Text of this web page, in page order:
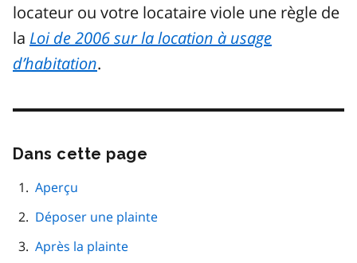
locateur ou votre locataire viole une règle de
la Loi de 2006 sur la location à usage
d’habitation.
Dans cette page
Aperçu
Déposer une plainte
Après la plainte